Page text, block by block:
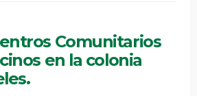
Comunitarios
en la colonia